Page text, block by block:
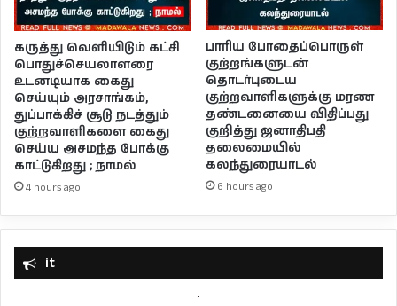
கருத்து வெளியிடும் கட்சி
பொதுச்செயலாளரை
உடனடியாக கைது
செய்யும் அரசாங்கம்,
துப்பாக்கிச் சூடு நடத்தும்
குற்றவாளிகளை கைது
செய்ய அசமந்த போக்கு
காட்டுகிறது ; நாமல்
4 hours ago
பாரிய போதைப்பொருள்
குற்றங்களுடன்
தொடர்புடைய
குற்றவாளிகளுக்கு மரண
தண்டனையை விதிப்பது
குறித்து ஜனாதிபதி
தலைமையில்
கலந்துரையாடல்
6 hours ago
it